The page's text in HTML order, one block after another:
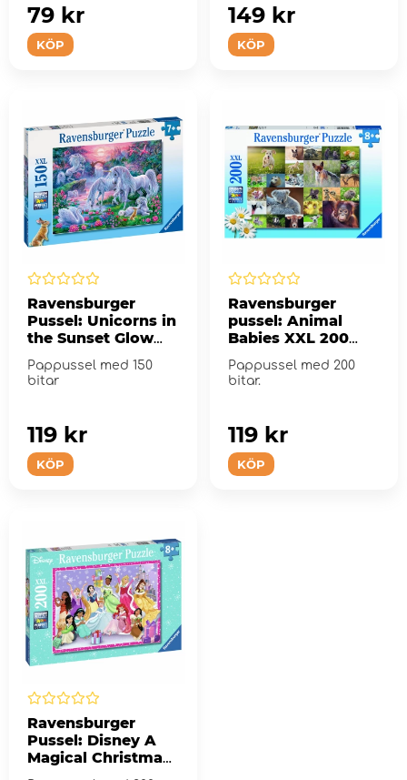
KÖP
79 kr
KÖP
149 kr
Ravensburger
Pussel: Unicorns in
the Sunset Glow
XXL 150 Bitar
Pappussel med 150
bitar
KÖP
119 kr
Ravensburger
pussel: Animal
Babies XXL 200
Bitar
Pappussel med 200
bitar.
KÖP
119 kr
Ravensburger
Pussel: Disney A
Magical Christmas
XXL 200 Bitar